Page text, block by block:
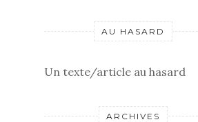
AU HASARD
Un texte/article au hasard
ARCHIVES